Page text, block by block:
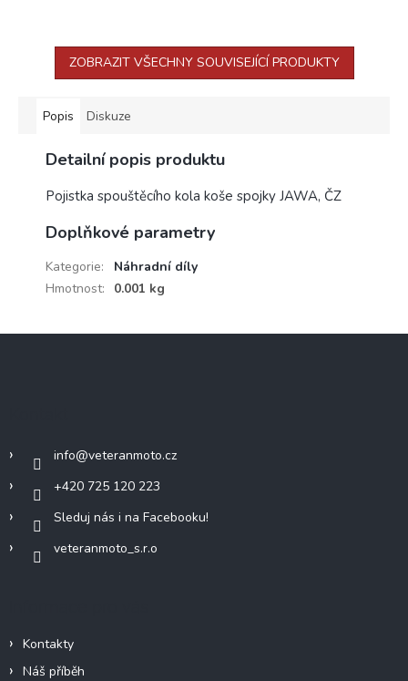
ZOBRAZIT VŠECHNY SOUVISEJÍCÍ PRODUKTY
Popis Diskuze
Detailní popis produktu
Pojistka spouštěcího kola koše spojky JAWA, ČZ
Doplňkové parametry
Kategorie:
Náhradní díly
Hmotnost: 0.001 kg
info@veteranmoto.cz
+420 725 120 223
Sleduj nás i na Facebooku!
veteranmoto_s.r.o
Kontakty
Náš příběh